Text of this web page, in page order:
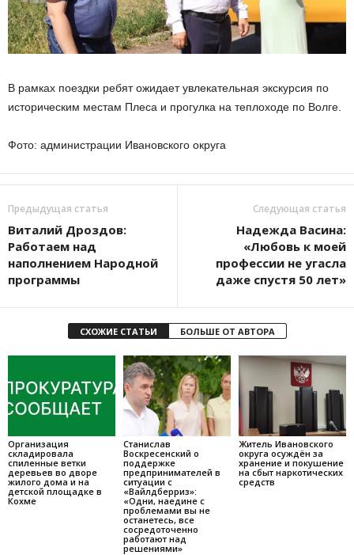
В рамках поездки ребят ожидает увлекательная экскурсия по
историческим местам Плеса и прогулка на теплоходе по Волге.
Фото: администрации Ивановского округа
Предыдущая статья
Виталий Дроздов:
Работаем над
наполнением Народной
программы
Следующая статья
Надежда Васина:
«Любовь к моей
профессии не угасла
даже спустя 50 лет»
СХОЖИЕ СТАТЬИ БОЛЬШЕ ОТ АВТОРА
Организация
складировала
спиленные ветки
деревьев во дворе
жилого дома и на
детской площадке в
Кохме
Станислав
Воскресенский о
поддержке
предпринимателей в
ситуации с
«Вайлдберриз»:
«Одни, наедине с
проблемами вы не
останетесь, все
сосредоточенно
работают над
решениями»
Житель Ивановского
округа осуждён за
хранение и покушение
на сбыт наркотических
средств